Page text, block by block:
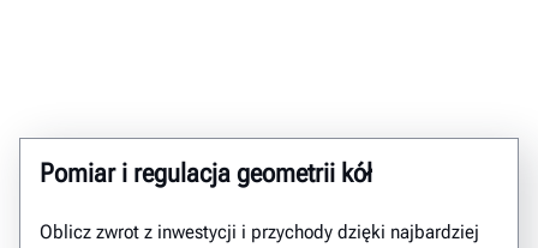
Pomiar i regulacja geometrii kół
Oblicz zwrot z inwestycji i przychody dzięki najbardziej